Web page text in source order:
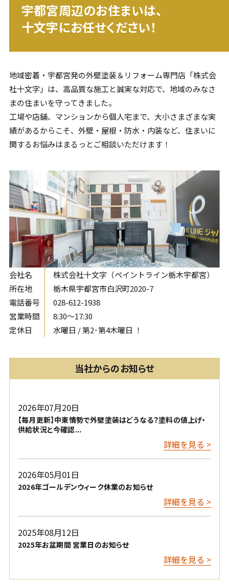
宇都宮周辺のお住まいは、
十文字にお任せください！
地域密着・ 宇都宮発の外壁塗装＆リフォーム専門店「株式会
社十文字」は、高品質な施工と誠実な対応で、地域のみなさ
まの住まいを守ってきました。
工場や店舗、マンションから個人宅まで、大小さまざまな実
績があるからこそ、外壁・屋根・防水・内装など、住まいに
関するお悩みはまるっとご相談いただけます！
会社名
株式会社十文字（ペイントライン栃木宇都宮）
所在地
栃木県宇都宮市白沢町2020-7
電話番号
028-612-1938
営業時間
8:30〜17:30
定休日
水曜日 / 第2･第4木曜日 ！
当社からのお知らせ
2026年07月20日
【毎月更新】中東情勢で外壁塗装はどうなる？塗料の値上げ・
供給状況と今確認...
詳細を見る >
2026年05月01日
2026年ゴールデンウィーク休業のお知らせ
詳細を見る >
2025年08月12日
2025年お盆期間 営業日のお知らせ
詳細を見る >